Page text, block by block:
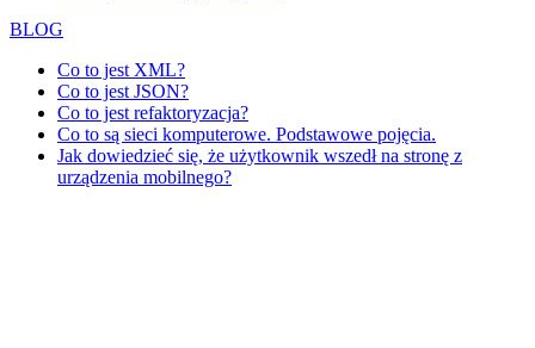
BLOG
Co to jest XML?
Co to jest JSON?
Co to jest refaktoryzacja?
Co to są sieci komputerowe. Podstawowe pojęcia.
Jak dowiedzieć się, że użytkownik wszedł na stronę z
urządzenia mobilnego?